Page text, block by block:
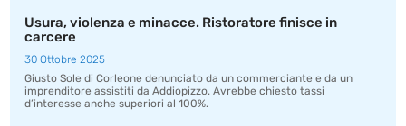
Usura, violenza e minacce. Ristoratore finisce in
carcere
30 Ottobre 2025
Giusto Sole di Corleone denunciato da un commerciante e da un
imprenditore assistiti da Addiopizzo. Avrebbe chiesto tassi
d’interesse anche superiori al 100%.